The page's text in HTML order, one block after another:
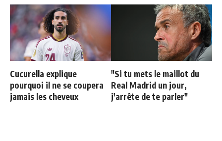
Cucurella explique
pourquoi il ne se coupera
jamais les cheveux
"Si tu mets le maillot du
Real Madrid un jour,
j'arrête de te parler"